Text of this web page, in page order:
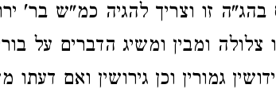
זו וצריך להגיה כמ"ש בר'
ומבין ומשיג הדברים על
גמורין וכן גירושין ואם דעתו